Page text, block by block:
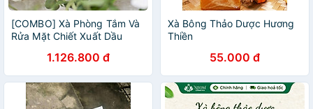
[COMBO] Xà Phòng Tắm Và
Rửa Mặt Chiết Xuất Dầu
Ẩm Hevony Horse Oil Soap
1.126.800 đ
Xà Bông Thảo Dược Hương
Thiền
55.000 đ